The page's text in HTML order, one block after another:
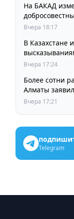
На БАКАД
остается
Вчера 18:17
В Казахстане
Вчера 17:24
Более сотни
Алматы
выборах
Вчера 17:21
Telegram